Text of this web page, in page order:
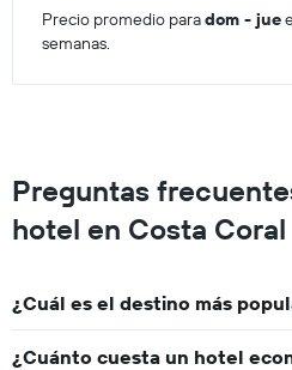
Precio promedio paradom - jue
semanas.
Preguntas
hotel en Costa Coral
¿Cuál es el destino más
¿Cuánto cuesta un hotel